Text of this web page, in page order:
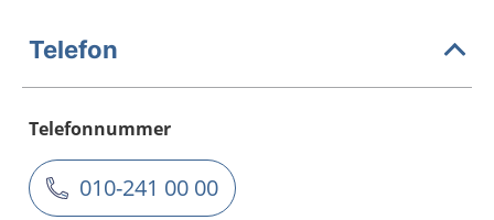
Telefon
Telefonnummer
010-241 00 00